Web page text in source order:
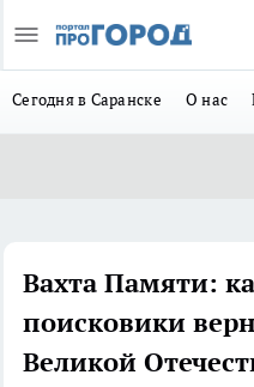
Сегодня в Саранске О нас
Вахта Памяти:
поисковики
Великой